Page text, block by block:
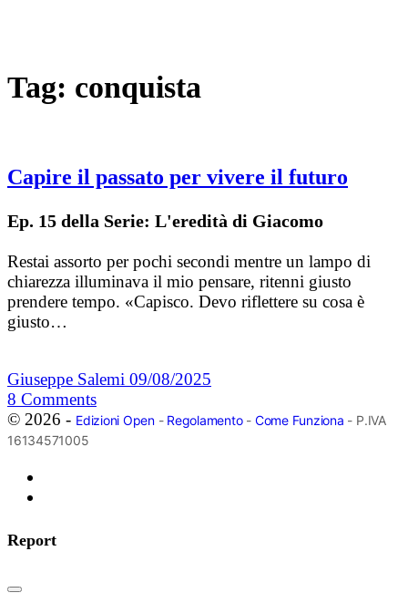
Tag: conquista
Capire il passato per vivere il futuro
Ep. 15 della Serie: L'eredità di Giacomo
Restai assorto per pochi secondi mentre un lampo di
chiarezza illuminava il mio pensare, ritenni giusto
prendere tempo. «Capisco. Devo riflettere su cosa è
giusto…
Giuseppe Salemi 09/08/2025
8 Comments
© 2026 - Edizioni Open- Regolamento- Come Funziona - P.IVA
16134571005
Report